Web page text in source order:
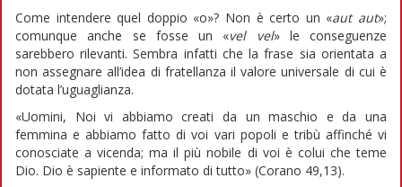
Come intendere quel doppio «o»? Non è certo un «aut aut»;
comunque anche se fosse un «vel vel» le conseguenze
sarebbero rilevanti. Sembra infatti che la frase sia orientata a
non assegnare all’idea di fratellanza il valore universale di cui è
dotata l’uguaglianza.
«Uomini, Noi vi abbiamo creati da un maschio e da una
femmina e abbiamo fatto di voi vari popoli e tribù affinché vi
conosciate a vicenda; ma il più nobile di voi è colui che teme
Dio. Dio è sapiente e informato di tutto» (Corano 49,13).